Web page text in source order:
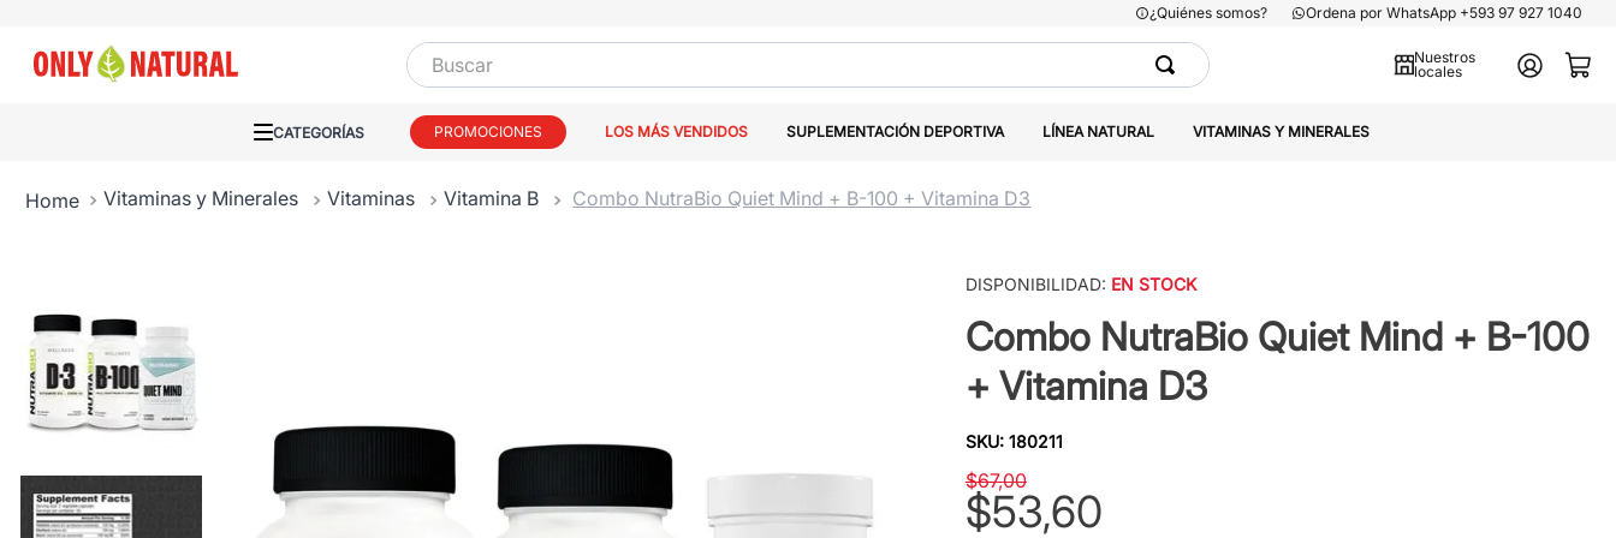
¿Quiénes somos? Ordena por WhatsApp +593 97 927 1040
Buscar
Nuestros
locales
PROMOCIONES LOS MÁS VENDIDOS SUPLEMENTACIÓN DEPORTIVA LÍNEA NATURAL VITAMINAS Y MINERALES
Vitaminas y Minerales Vitaminas Vitamina B Combo NutraBio Quiet Mind + B-100 + Vitamina D3
DISPONIBILIDAD: EN STOCK
Combo NutraBio Quiet Mind + B-100
+ Vitamina D3
SKU: 180211
$67,00
$53,60